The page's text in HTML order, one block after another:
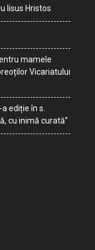
Iisus Hristos
mamele
Vicariatului
ediție în s.
cu inimă curată”